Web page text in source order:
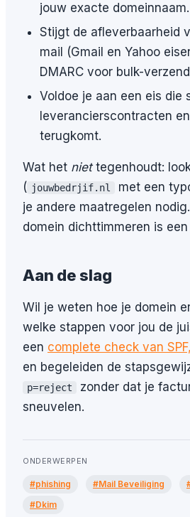
jouw exacte domeinnaam.
Stijgt de afleverbaarheid
mail (Gmail en Yahoo
DMARC voor bulk-
Voldoe je aan een eis die
leverancierscontracten
terugkomt.
Wat het niettegenhoudt:
( jouwbedrjif.nl
met een
je andere maatregelen
domein dichttimmeren is
Aan de slag
Wil je weten hoe je domein
welke stappen voor jou de
een complete check van
en begeleiden de
p=reject
zonder dat je
sneuvelen.
ONDERWERPEN
#phishing #Mail Beveiliging
#Dkim